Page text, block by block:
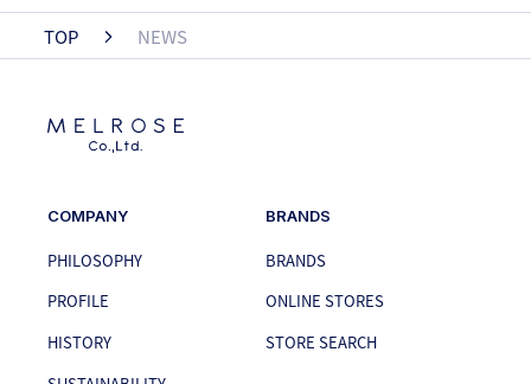
TOP NEWS
COMPANY
PHILOSOPHY
PROFILE
HISTORY
BRANDS
BRANDS
ONLINE STORES
STORE SEARCH